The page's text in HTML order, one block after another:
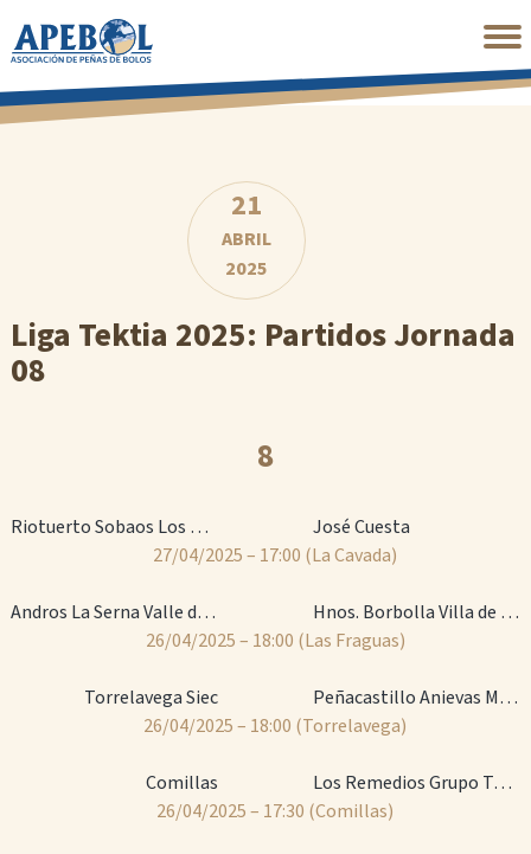
al
principal
21
ABRIL
2025
Liga Tektia 2025: Partidos Jornada
08
8
Riotuerto Sobaos Los Pasiegos
José Cuesta
27/04/2025 – 17:00 (La Cavada)
Andros La Serna Valle de Iguña
Hnos. Borbolla Villa de Noja
26/04/2025 – 18:00 (Las Fraguas)
Torrelavega Siec
Peñacastillo Anievas Mayba
26/04/2025 – 18:00 (Torrelavega)
Comillas
Los Remedios Grupo Teiba
26/04/2025 – 17:30 (Comillas)